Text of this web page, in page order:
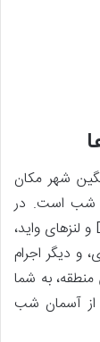
شهر مکان
شب است. در
این منطقه می‌توانید با استفاده از دوربین‌های DSLR و لنزهای واید،
و دیگر اجرام
به شما
از آسمان شب